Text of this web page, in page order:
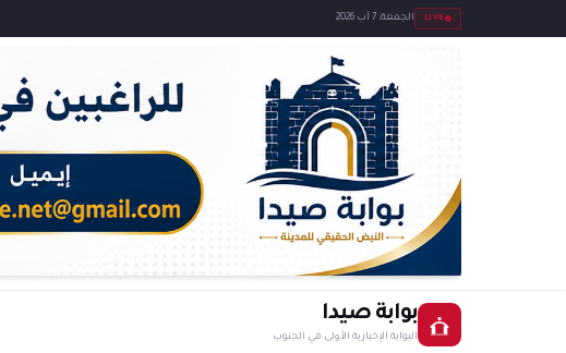
LIVE الجمعة، 7 آب 2026
بوابة صيدا
البوابة الإخبارية الأولى في الجنوب